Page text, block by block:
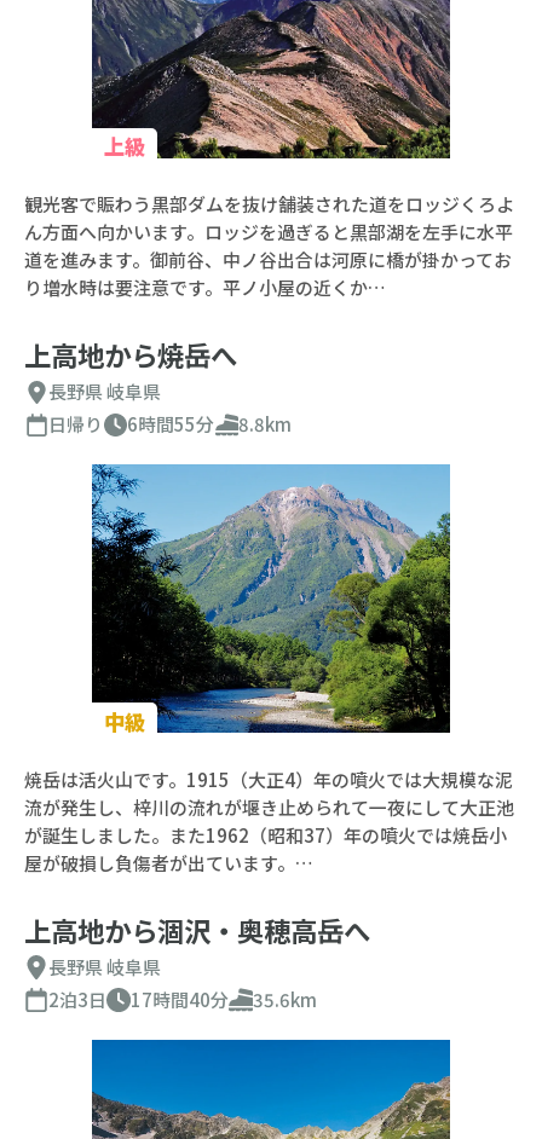
上級
観光客で賑わう黒部ダムを抜け舗装された道をロッジくろよ
ん方面へ向かいます。ロッジを過ぎると黒部湖を左手に水平
道を進みます。御前谷、中ノ谷出合は河原に橋が掛かってお
り増水時は要注意です。平ノ小屋の近くか…
上高地から焼岳へ
長野県岐阜県
日帰り
6時間55分 8.8km
中級
焼岳は活火山です。1915（大正4）年の噴火では大規模な泥
流が発生し、梓川の流れが堰き止められて一夜にして大正池
が誕生しました。また1962（昭和37）年の噴火では焼岳小
屋が破損し負傷者が出ています。…
上高地から涸沢・奥穂高岳へ
長野県岐阜県
2泊3日
17時間40分 35.6km